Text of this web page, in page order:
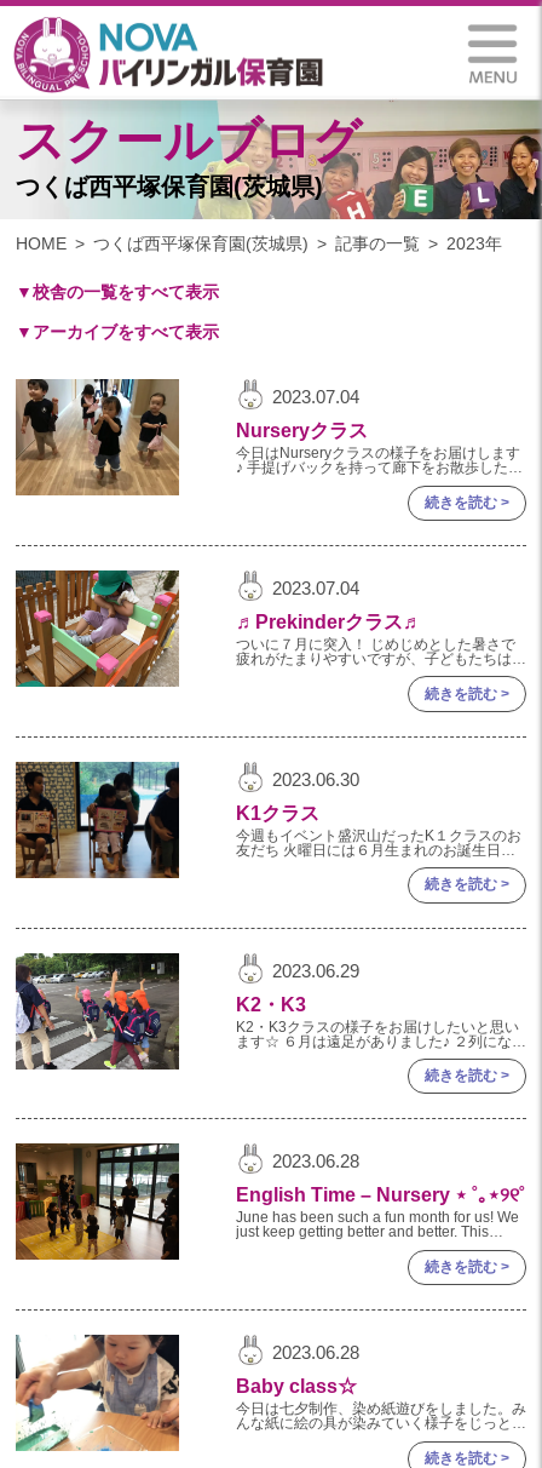
スクールブログ
つくば西平塚保育園(茨城県)
HOME つくば西平塚保育園(茨城県) 記事の一覧 2023年
▼校舎の一覧をすべて表示
札幌保育園（北海道）
仙台富沢保育園（宮城県）
印西東の原保育園(千葉県)
つくば西平塚保育園(茨城県)
加美中新田保育園(宮城県)
▼アーカイブをすべて表示
2024年 12月(13)
2024年 11月(15)
2024年 10月(15)
2024年 08月(18)
2024年 07月(18)
2024年 06月(18)
2024年 05月(18)
2024年 04月(21)
2024年 01月(20)
2023
2023年 12月(19)
2023年 10月(20)
2023年 09月(21)
2023年 08月(21)
2023年 07月(21)
2023年 06月(21)
2023年 03月(2)
2023.07.04
Nurseryクラス
今日はNurseryクラスの様子をお届けします
♪ 手提げバックを持って廊下をお散歩したよ
になってきましたよ☆ 室内遊び続きを読む >
2023.07.04
♬Prekinderクラス♬
ついに７月に突入！ じめじめとした暑さで
疲れがたまりやすいですが、子どもたちは元
気です！午前のおやつもモリモリ食べていま
続きを読む >
2023.06.30
K1クラス
今週もイベント盛沢山だったK１クラスのお
友だち 火曜日には６月生まれのお誕生日会
続きを読む >
2023.06.29
K2・K3
K2・K3クラスの様子をお届けしたいと思い
ます☆ ６月は遠足がありました♪ ２列になら
んで『地図と測量の科学館』まで行きまし
続きを読む >
2023.06.28
English Time – Nursery ⋆ ˚｡⋆୨୧˚
June has been such a fun month for us! We
just keep getting better and better. This
続きを読む >
2023.06.28
Baby class☆
今日は七夕制作、染め紙遊びをしました。み
んな紙に絵の具が染みていく様子をじっと見
って、園庭散歩をしました。最近は靴を履い
続きを読む >